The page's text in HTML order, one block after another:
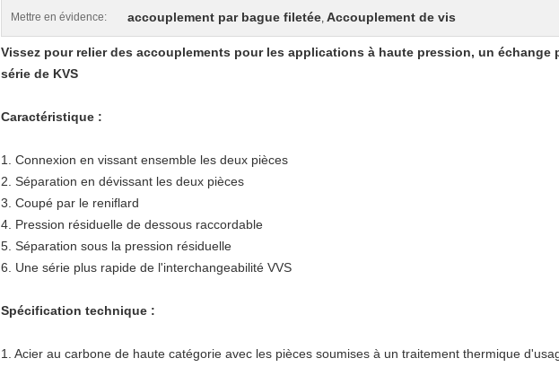
Mettre en évidence: accouplement par bague filetée, Accouplement de vis
Vissez pour relier des accouplements pour les applications à haute pression, un échange
série de KVS
Caractéristique :
1. Connexion en vissant ensemble les deux pièces
2. Séparation en dévissant les deux pièces
3. Coupé par le reniflard
4. Pression résiduelle de dessous raccordable
5. Séparation sous la pression résiduelle
6. Une série plus rapide de l'interchangeabilité VVS
Spécification technique :
1. Acier au carbone de haute catégorie avec les pièces soumises à un traitement thermique